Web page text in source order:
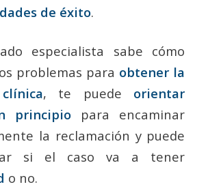
de éxito.
especialista sabe cómo
problemas para obtener la
, te puede orientar
principio para encaminar
la reclamación y puede
si el caso va a tener
o no.